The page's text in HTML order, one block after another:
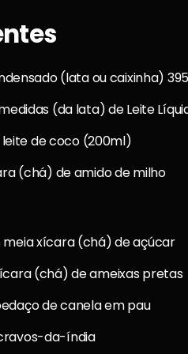
(lata ou caixinha)
(da lata) de Leite
leite de coco (200ml)
(chá) de amido de milho
meia xícara (chá) de açúcar
(chá) de ameixas pretas
de canela em pau
da-índia